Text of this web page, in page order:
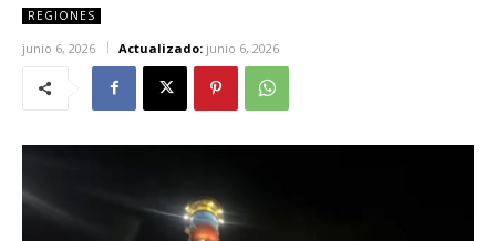
REGIONES
junio 6, 2026 Actualizado: junio 6, 2026